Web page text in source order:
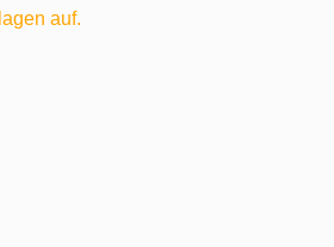
auf.